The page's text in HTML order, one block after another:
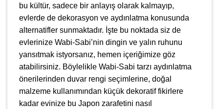
bu kültür, sadece bir anlayış olarak kalmayıp,
evlerde de dekorasyon ve aydınlatma konusunda
alternatifler sunmaktadır. İşte bu noktada siz de
evlerinize Wabi-Sabi’nin dingin ve yalın ruhunu
yansıtmak istyorsanız, hemen içeriğimize göz
atabilirsiniz. Böylelikle Wabi-Sabi tarzı aydınlatma
önerilerinden duvar rengi seçimlerine, doğal
malzeme kullanımından küçük dekoratif fikirlere
kadar evinize bu Japon zarafetini nasıl